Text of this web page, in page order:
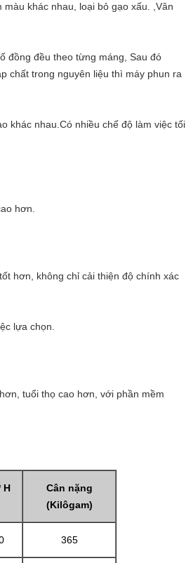
khác nhau, loại bỏ gạo xấu. ,Vân
đồng đều theo từng máng, Sau đó
chất trong nguyên liệu thì máy phun ra
khác nhau.Có nhiều chế độ làm việc tối
hơn.
hơn, không chỉ cải thiện độ chính xác
lựa chọn.
tuổi thọ cao hơn, với phần mềm
H
Cân nặng
(Kilôgam)
365